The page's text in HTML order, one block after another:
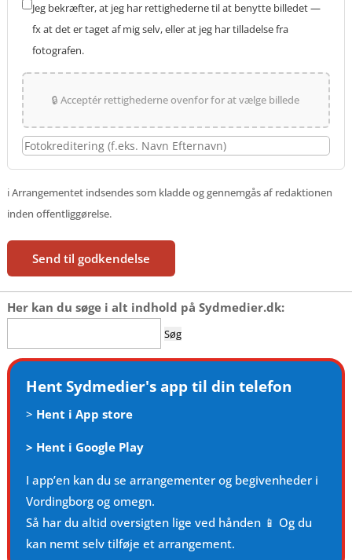
Jeg bekræfter, at jeg har rettighederne til at benytte billedet —
fx at det er taget af mig selv, eller at jeg har tilladelse fra
fotografen.
🔒 Acceptér rettighederne ovenfor for at vælge billede
ℹ️ Arrangementet indsendes som kladde og gennemgås af redaktionen
inden offentliggørelse.
Send til godkendelse
Her kan du søge i alt indhold på Sydmedier.dk:
efter:
Hent Sydmedier's app til din telefon
> Hent i App store
> Hent i Google Play
I app’en kan du se arrangementer og begivenheder i
Vordingborg og omegn.
Så har du altid oversigten lige ved hånden 📱 Og du
kan nemt selv tilføje et arrangement.